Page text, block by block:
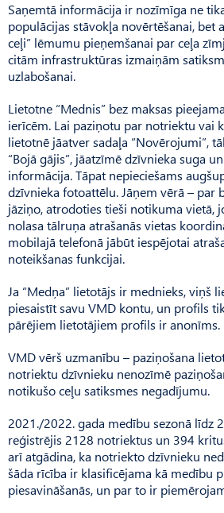
Saņemtā informācija ir nozīmīga ne
populācijas stāvokļa novērtēšanai, bet
ceļi” lēmumu pieņemšanai par ceļa
citām infrastruktūras izmaiņām
uzlabošanai.
Lietotne “Mednis” bez maksas
ierīcēm. Lai paziņotu par notriektu vai
lietotnē jāatver sadaļa “Novērojumi”,
“Bojā gājis”, jāatzīmē dzīvnieka suga
informācija. Tāpat nepieciešams
dzīvnieka fotoattēlu. Jāņem vērā – par
jāziņo, atrodoties tieši notikuma vietā,
nolasa tālruņa atrašanās vietas
mobilajā telefonā jābūt iespējotai
noteikšanas funkcijai.
Ja “Medņa” lietotājs ir mednieks, viņš
piesaistīt savu VMD kontu, un profils
pārējiem lietotājiem profils ir anonīms.
VMD vērš uzmanību – paziņošana
notriektu dzīvnieku nenozīmē
notikušo ceļu satiksmes negadījumu.
2021./2022. gada medību sezonā līdz
reģistrējis 2128 notriektus un 394
arī atgādina, ka notriekto dzīvnieku
šāda rīcība ir klasificējama kā medību
piesavināšanās, un par to ir